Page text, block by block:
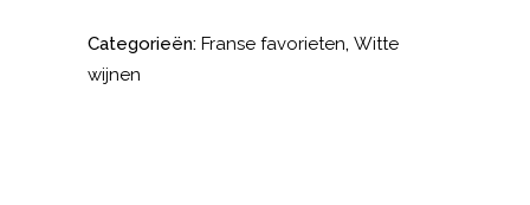
Categorieën: Franse favorieten, Witte
wijnen